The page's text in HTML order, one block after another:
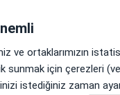
ve ortaklarımızın
sunmak için çerezleri
istediğiniz zaman